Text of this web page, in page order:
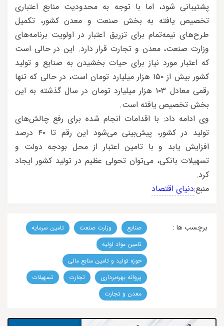
پشتیبانی شود، اما با توجه به محدودیت منابع اعتباری
تخصیص یافته به بخش صنعت و معدن کشور، تکمیل
طرح‌های نیمه‌تمام برای تزریق اعتبار در اولویت برنامه‌های
وزارت‌ صنعت، معدن و تجارت قرار دارد. این در حالی است
که اعتبار مورد نیاز برای حیات بخشیدن به صنایع و تولید
کشور بیش از ۱۵۰ هزار میلیارد تومان است، در حالی که تنها
رقمی معادل ۱۰۳ هزار میلیارد تومان در سال گذشته به این
بخش تخصیص یافته است.
وی ادامه داد: با اقدامات انجام شده برای رفع چالش‌های
تولید در کشور، پیش‌بینی می‌شود این رقم تا ۴۰ درصد
افزایش یابد و با تامین اعتبار از محل بودجه دولت و
تسهیلات بانکی، می‌توان تحولی عظیم در تولید کشور ایجاد
کرد.
منبع:دنیای اقتصاد
برچسب ها : صنایع وزارت صنعت
تامین سرمایه
تامین مواد اولیه
حوزه تولید و تامین منابع مالی
پروانه بهره‌برداری
تجارت
تسهیلات
معدن و تجارت